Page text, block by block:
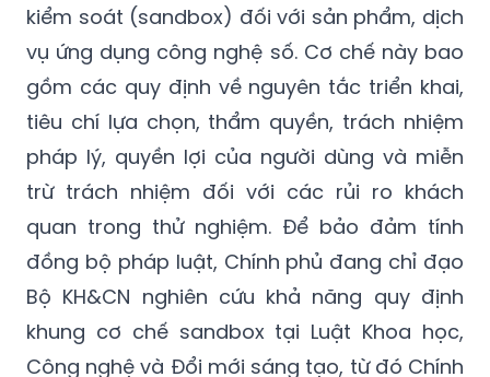
kiểm soát (sandbox) đối với sản phẩm, dịch
vụ ứng dụng công nghệ số. Cơ chế này bao
gồm các quy định về nguyên tắc triển khai,
tiêu chí lựa chọn, thẩm quyền, trách nhiệm
pháp lý, quyền lợi của người dùng và miễn
trừ trách nhiệm đối với các rủi ro khách
quan trong thử nghiệm. Để bảo đảm tính
đồng bộ pháp luật, Chính phủ đang chỉ đạo
Bộ KH&CN nghiên cứu khả năng quy định
khung cơ chế sandbox tại Luật Khoa học,
Công nghệ và Đổi mới sáng tạo, từ đó Chính